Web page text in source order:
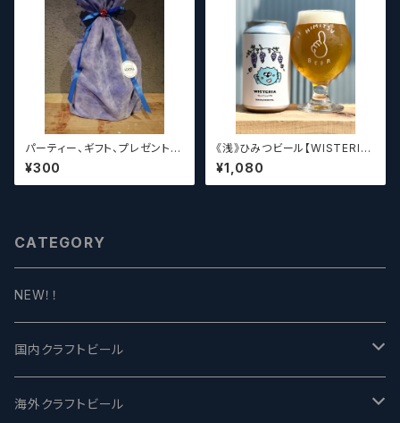
パーティー、ギフト、プレゼント、
お中元、お歳暮、結婚祝い等の
贈り物やお祝いに！
¥300
《浅》ひみつビール【WISTERIA】
／ ウィステリア
¥1,080
CATEGORY
NEW！！
国内クラフトビール
UCHU BREWING -うちゅうブルーイング
海外クラフトビール